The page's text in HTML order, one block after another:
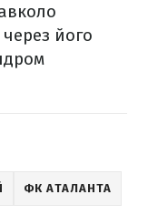
його
ФК АТАЛАНТА